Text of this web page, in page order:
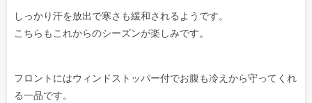
しっかり汗を放出で寒さも緩和されるようです。
こちらもこれからのシーズンが楽しみです。
フロントにはウィンドストッパー付でお腹も冷えから守ってくれ
る一品です。